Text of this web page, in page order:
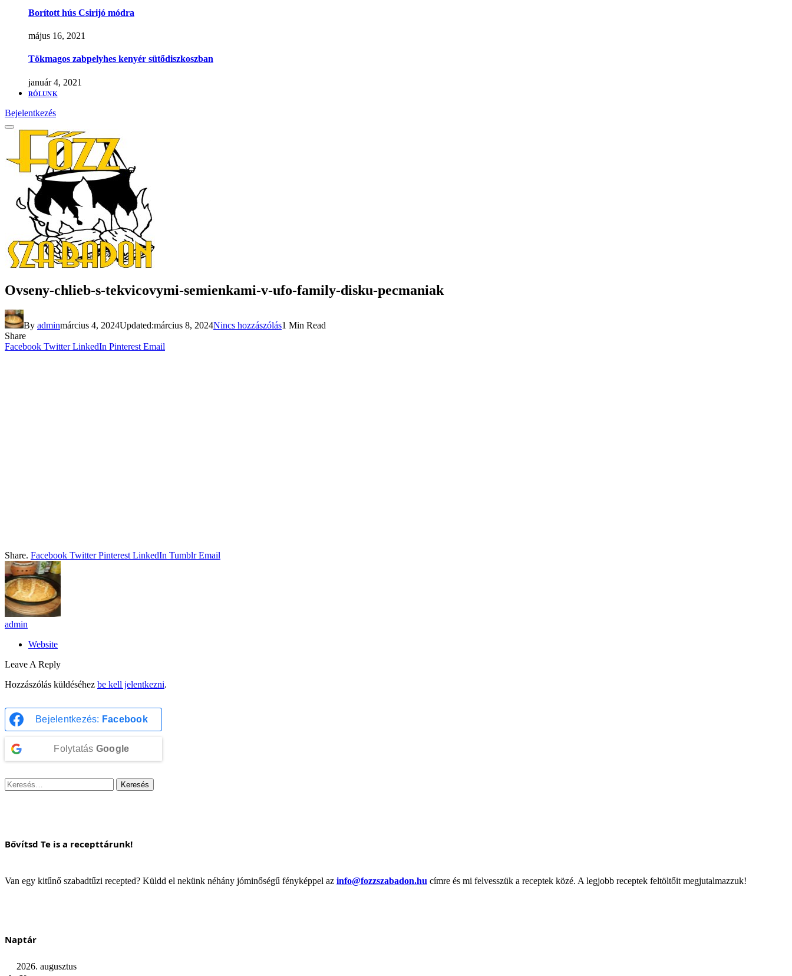
Borított hús Csirijó módra
május 16, 2021
Tökmagos zabpelyhes kenyér sütődiszkoszban
január 4, 2021
RÓLUNK
Bejelentkezés
Ovseny-chlieb-s-tekvicovymi-semienkami-v-ufo-family-disku-pecmaniak
By adminmárcius 4, 2024Updated:március 8, 2024Nincs hozzászólás1 Min Read
Share
Facebook Twitter LinkedIn Pinterest Email
Share. Facebook Twitter Pinterest LinkedIn Tumblr Email
admin
Website
Leave A Reply
Hozzászólás küldéséhez be kell jelentkezni.
Bejelentkezés: Facebook
Folytatás Google
Keresés:
Bővítsd Te is a recepttárunk!
Van egy kitűnő szabadtűzi recepted? Küldd el nekünk néhány jóminőségű fényképpel az info@fozzszabadon.hu címre és mi felvesszük a receptek közé. A legjobb receptek feltöltőit megjutalmazzuk!
Naptár
2026. augusztus